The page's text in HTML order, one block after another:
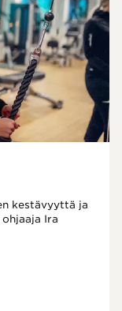
kestävyyttä ja
Ira